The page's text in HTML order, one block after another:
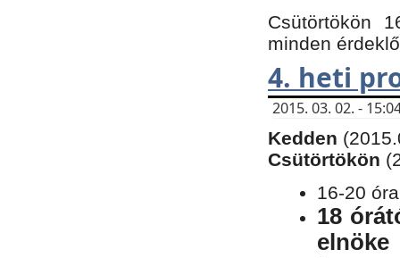
Csütörtökön
minden
4. heti
2015. 03. 02. -
Kedden
Csütörtökön
16-20
18